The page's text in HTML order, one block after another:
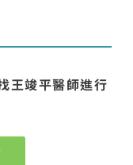
王竣平醫師進行